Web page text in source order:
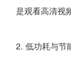
是观看高清视
2. 低功耗与节